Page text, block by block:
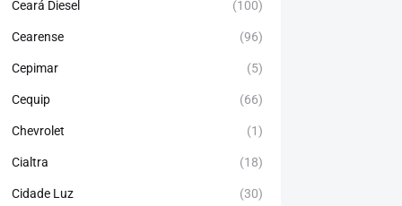
Ceará Diesel (100)
Cearense (96)
Cepimar (5)
Cequip (66)
Chevrolet (1)
Cialtra (18)
Cidade Luz (30)